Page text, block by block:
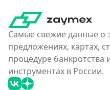
Самые свежие данные о
предложениях, картах,
процедуре
инструментах в России.